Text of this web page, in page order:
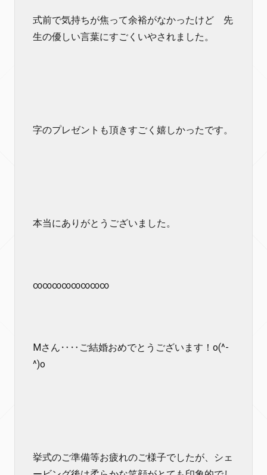
式前で気持ちが焦って余裕がなかったけど 先
生の優しい言葉にすごくいやされました。
字のプレゼントも頂きすごく嬉しかったです。
本当にありがとうございました。
∞∞∞∞∞∞∞∞
Mさん‥‥ご結婚おめでとうございます！o(^-
^)o
挙式のご準備等お疲れのご様子でしたが、シェ